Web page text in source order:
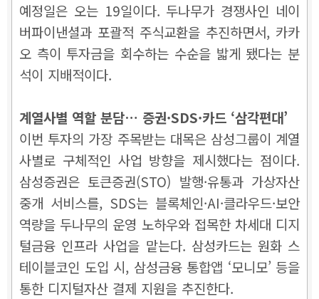
예정일은 오는 19일이다. 두나무가 경쟁사인 네이
버파이낸셜과 포괄적 주식교환을 추진하면서, 카카
오 측이 투자금을 회수하는 수순을 밟게 됐다는 분
석이 지배적이다.
계열사별 역할 분담… 증권·SDS·카드 ‘삼각편대’
이번 투자의 가장 주목받는 대목은 삼성그룹이 계열
사별로 구체적인 사업 방향을 제시했다는 점이다.
삼성증권은 토큰증권(STO) 발행·유통과 가상자산
중개 서비스를, SDS는 블록체인·AI·클라우드·보안
역량을 두나무의 운영 노하우와 접목한 차세대 디지
털금융 인프라 사업을 맡는다. 삼성카드는 원화 스
테이블코인 도입 시, 삼성금융 통합앱 ‘모니모’ 등을
통한 디지털자산 결제 지원을 추진한다.